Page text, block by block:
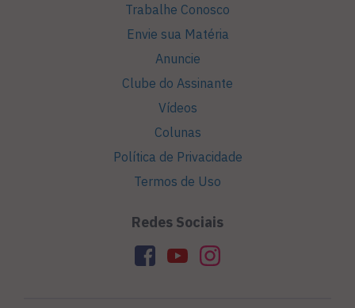
Trabalhe Conosco
Envie sua Matéria
Anuncie
Clube do Assinante
Vídeos
Colunas
Política de Privacidade
Termos de Uso
Redes Sociais